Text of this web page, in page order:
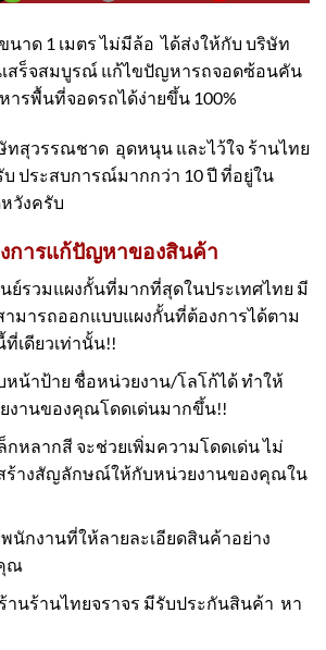
นาด 1 เมตร ไม่มีล้อ ได้ส่งให้กับ บริษัท
สร็จสมบูรณ์ แก้ไขปัญหารถจอดซ้อนคัน
ารพื้นที่จอดรถได้ง่ายขึ้น 100%
สุวรรณชาด อุดหนุน และไว้ใจ ร้านไทย
ประสบการณ์มากกว่า 10 ปี ที่อยู่ใน
วังครับ
การแก้ปัญหาของสินค้า
ย์รวมแผงกั้นที่มากที่สุดในประเทศไทย มี
มารถออกแบบแผงกั้นที่ต้องการได้ตาม
เดียวเท่านั้น!!
น้าป้าย ชื่อหน่วยงาน/โลโก้ได้ ทำให้
งานของคุณโดดเด่นมากขึ้น!!
กหลากสี จะช่วยเพิ่มความโดดเด่น ไม่
ร้างสัญลักษณ์ให้กับหน่วยงานของคุณใน
นักงานที่ให้ลายละเอียดสินค้าอย่าง
ณ
นร้านไทยจราจร มีรับประกันสินค้า หา